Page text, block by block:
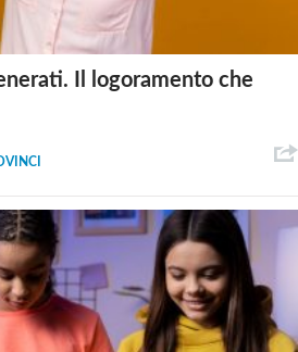
Il logoramento che